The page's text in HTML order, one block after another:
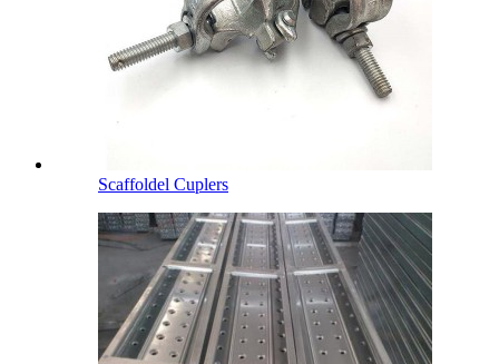
Scaffoldel Cuplers